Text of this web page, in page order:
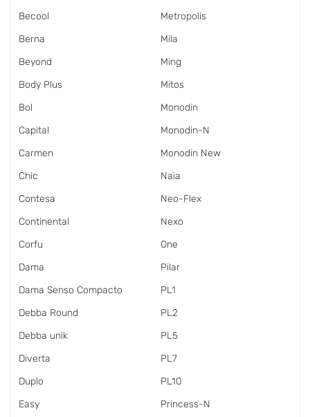
Becool
Berna
Beyond
Body Plus
Bol
Capital
Carmen
Chic
Contesa
Continental
Corfu
Dama
Dama Senso Compacto
Debba Round
Debba unik
Diverta
Duplo
Easy
Metropolis
Mila
Ming
Mitos
Monodin
Monodin-N
Monodin New
Naia
Neo-Flex
Nexo
One
Pilar
PL1
PL2
PL5
PL7
PL10
Princess-N